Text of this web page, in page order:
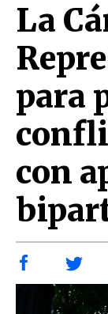
La
para
con